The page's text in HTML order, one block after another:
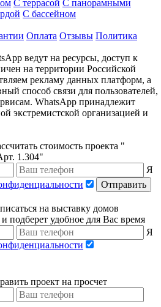
С террасой С панорамными
С бассейном
Оплата Отзывы Политика
ведут на ресурсы, доступ к
на территории Российской
рекламу данных платформ, а
способ связи для пользователей,
WhatsApp принадлежит
экстремистской организацией и
стоимость проекта "
1.304"
Я
Отправить
на выставку домов
подберет удобное для Вас время
Я
проект на просчет